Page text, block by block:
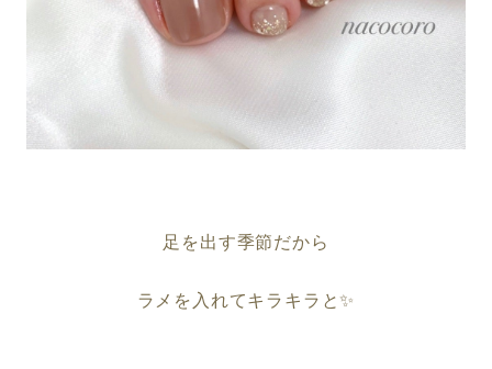
足を出す季節だから
ラメを入れてキラキラと✨